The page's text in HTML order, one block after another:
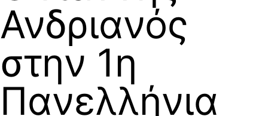
Ανδριανός
στην 1η
Πανελλήνια